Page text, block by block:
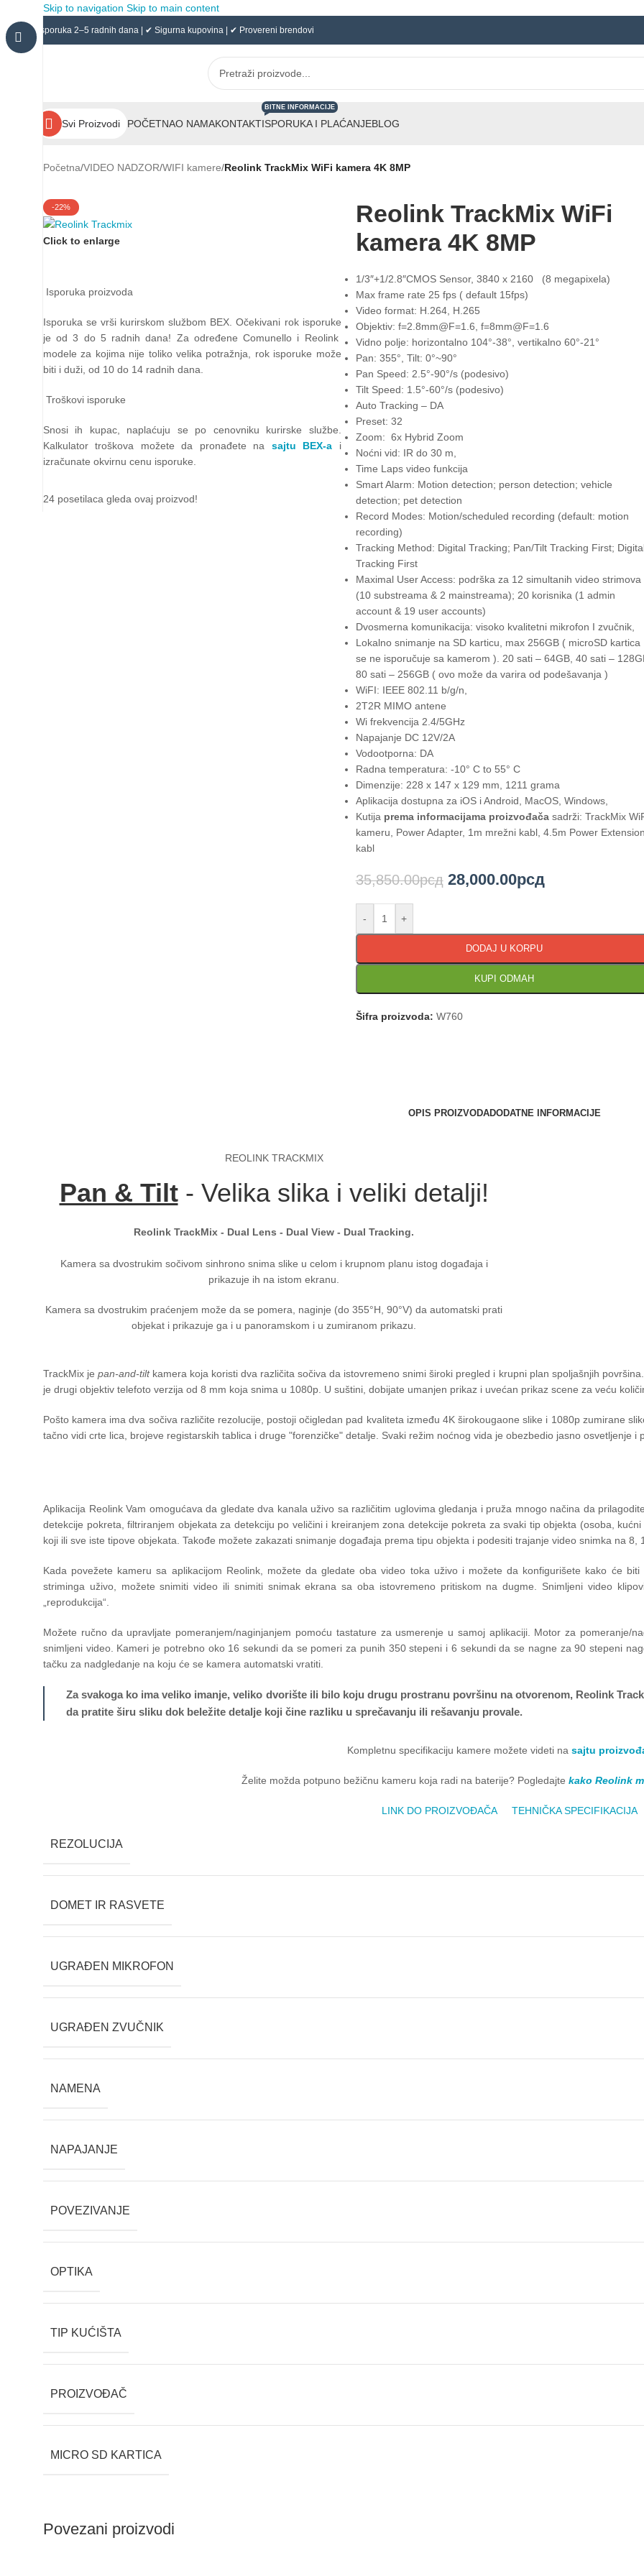
Skip to navigation Skip to main content
✔ Isporuka 2–5 radnih dana | ✔ Sigurna kupovina | ✔ Provereni brendovi
Svi Proizvodi POČETNAO NAMAKONTAKTISPORUKA I PLAĆANJE
BITNE INFORMACIJE
BLOG
Početna/VIDEO NADZOR/WIFI kamere/Reolink TrackMix WiFi kamera 4K 8MP
-22%
Click to enlarge
Isporuka proizvoda
Isporuka se vrši kurirskom službom BEX. Očekivani rok isporuke
je od 3 do 5 radnih dana! Za određene Comunello i Reolink
modele za kojima nije toliko velika potražnja, rok isporuke može
biti i duži, od 10 do 14 radnih dana.
Troškovi isporuke
Snosi ih kupac, naplaćuju se po cenovniku kurirske službe.
Kalkulator troškova možete da pronađete na sajtu BEX-a i
izračunate okvirnu cenu isporuke.
24 posetilaca gleda ovaj proizvod!
Reolink TrackMix WiFi
kamera 4K 8MP
1/3″+1/2.8″CMOS Sensor, 3840 x 2160 (8 megapixela)
Max frame rate 25 fps ( default 15fps)
Video format: H.264, H.265
Objektiv: f=2.8mm@F=1.6, f=8mm@F=1.6
Vidno polje: horizontalno 104°-38°, vertikalno 60°-21°
Pan: 355°, Tilt: 0°~90°
Pan Speed: 2.5°-90°/s (podesivo)
Tilt Speed: 1.5°-60°/s (podesivo)
Auto Tracking – DA
Preset: 32
Zoom: 6x Hybrid Zoom
Noćni vid: IR do 30 m,
Time Laps video funkcija
Smart Alarm: Motion detection; person detection; vehicle
detection; pet detection
Record Modes: Motion/scheduled recording (default: motion
recording)
Tracking Method: Digital Tracking; Pan/Tilt Tracking First;
Tracking First
Maximal User Access: podrška za 12 simultanih video strimova
(10 substreama & 2 mainstreama); 20 korisnika (1 admin
account & 19 user accounts)
Dvosmerna komunikacija: visoko kvalitetni mikrofon I zvučnik,
Lokalno snimanje na SD karticu, max 256GB ( microSD kartica
se ne isporučuje sa kamerom ). 20 sati – 64GB, 40 sati –
80 sati – 256GB ( ovo može da varira od podešavanja )
WiFI: IEEE 802.11 b/g/n,
2T2R MIMO antene
Wi frekvencija 2.4/5GHz
Napajanje DC 12V/2A
Vodootporna: DA
Radna temperatura: -10° C to 55° C
Dimenzije: 228 x 147 x 129 mm, 1211 grama
Aplikacija dostupna za iOS i Android, MacOS, Windows,
Kutija prema informacijama proizvođačasadrži: TrackMix
kameru, Power Adapter, 1m mrežni kabl, 4.5m Power Extension
kabl
35,850.00рсд 28,000.00рсд
- +
DODAJ U KORPU
KUPI ODMAH
Šifra proizvoda: W760
OPIS PROIZVODADODATNE INFORMACIJE
REOLINK TRACKMIX
Pan & Tilt- Velika slika i veliki detalji!
Reolink TrackMix - Dual Lens - Dual View - Dual Tracking.
Kamera sa dvostrukim sočivom sinhrono snima slike u celom i krupnom planu istog događaja i
prikazuje ih na istom ekranu.
Kamera sa dvostrukim praćenjem može da se pomera, naginje (do 355°H, 90°V) da automatski prati
objekat i prikazuje ga i u panoramskom i u zumiranom prikazu.
TrackMix jepan-and-tiltkamera koja koristi dva različita sočiva da istovremeno snimi široki pregled i krupni plan spoljašnjih
je drugi objektiv telefoto verzija od 8 mm koja snima u 1080p. U suštini, dobijate umanjen prikaz i uvećan prikaz scene za veću
Pošto kamera ima dva sočiva različite rezolucije, postoji očigledan pad kvaliteta između 4K širokougaone slike i 1080p zumirane
tačno vidi crte lica, brojeve registarskih tablica i druge "forenzičke" detalje. Svaki režim noćnog vida je obezbedio jasno osvetljenje i
Aplikacija Reolink Vam omogućava da gledate dva kanala uživo sa različitim uglovima gledanja i pruža mnogo načina da
detekcije pokreta, filtriranjem objekata za detekciju po veličini i kreiranjem zona detekcije pokreta za svaki tip objekta (osoba,
koji ili sve iste tipove objekata. Takođe možete zakazati snimanje događaja prema tipu objekta i podesiti trajanje video snimka na 8,
Kada povežete kameru sa aplikacijom Reolink, možete da gledate oba video toka uživo i možete da konfigurišete kako će
striminga uživo, možete snimiti video ili snimiti snimak ekrana sa oba istovremeno pritiskom na dugme. Snimljeni video
„reprodukcija“.
Možete ručno da upravljate pomeranjem/naginjanjem pomoću tastature za usmerenje u samoj aplikaciji. Motor za
snimljeni video. Kameri je potrebno oko 16 sekundi da se pomeri za punih 350 stepeni i 6 sekundi da se nagne za 90 stepeni
tačku za nadgledanje na koju će se kamera automatski vratiti.
Za svakoga ko ima veliko imanje, veliko dvorište ili bilo koju drugu prostranu površinu na otvorenom, Reolink
da pratite širu sliku dok beležite detalje koji čine razliku u sprečavanju ili rešavanju provale.
Kompletnu specifikaciju kamere možete videti na sajtu
Želite možda potpuno bežičnu kameru koja radi na baterije? Pogledajte kako Reolink
LINK DO PROIZVOĐAČA TEHNIČKA SPECIFIKACIJA
REZOLUCIJA
DOMET IR RASVETE
UGRAĐEN MIKROFON
UGRAĐEN ZVUČNIK
NAMENA
NAPAJANJE
POVEZIVANJE
OPTIKA
TIP KUĆIŠTA
PROIZVOĐAČ
MICRO SD KARTICA
Povezani proizvodi